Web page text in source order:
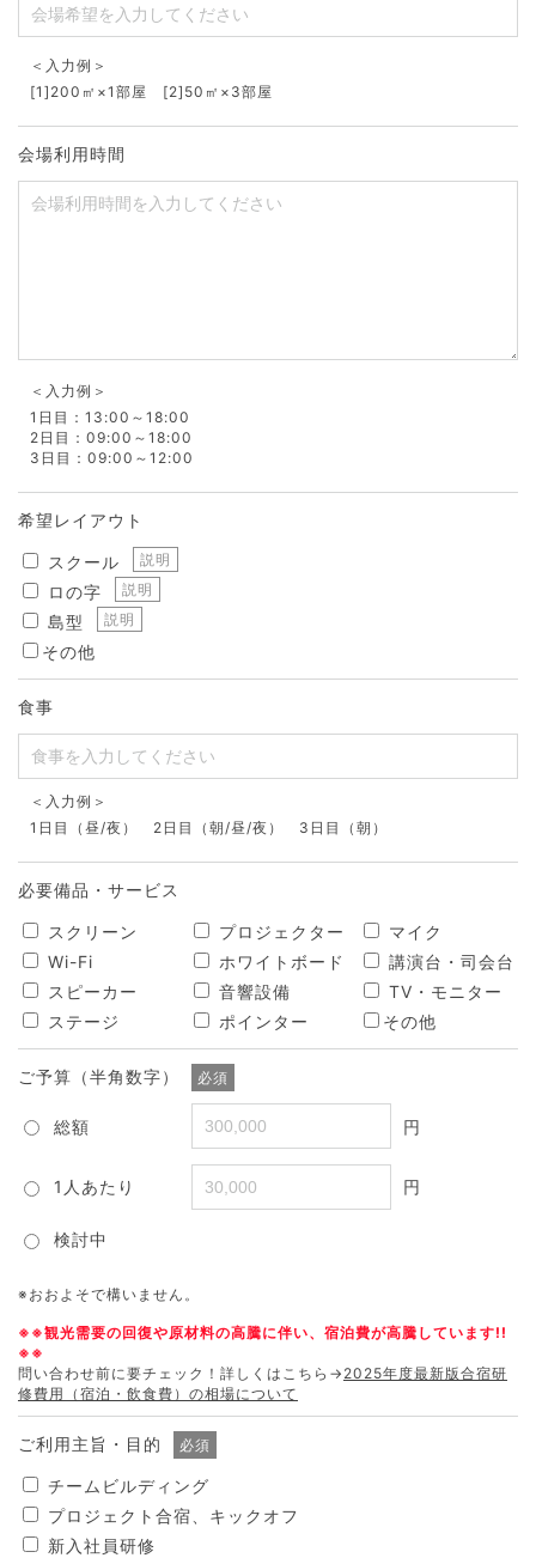
＜入力例＞
[1]200㎡×1部屋 [2]50㎡×3部屋
会場利用時間
＜入力例＞
1日目：13:00～18:00
2日目：09:00～18:00
3日目：09:00～12:00
希望レイアウト
スクール 説明
ロの字 説明
島型 説明
その他
食事
＜入力例＞
1日目（昼/夜） 2日目（朝/昼/夜） 3日目（朝）
必要備品・サービス
スクリーン プロジェクター
マイク
Wi-Fi
ホワイトボード
講演台・司会台
スピーカー
音響設備
TV・モニター
ステージ
ポインター その他
ご予算（半角数字） 必須
総額 円
1人あたり 円
検討中
※おおよそで構いません。
※※観光需要の回復や原材料の高騰に伴い、宿泊費が高騰しています!!
※※
問い合わせ前に要チェック！詳しくはこちら→ 2025年度最新版合宿研
修費用（宿泊・飲食費）の相場について
ご利用主旨・目的 必須
チームビルディング
プロジェクト合宿、キックオフ
新入社員研修